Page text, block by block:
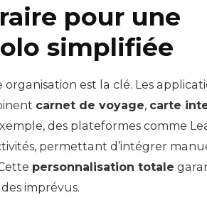
pour une
simplifiée
est la clé. Les
carnet de voyage, carte
des plateformes comme
permettant d’intégrer
personnalisation totale
imprévus.